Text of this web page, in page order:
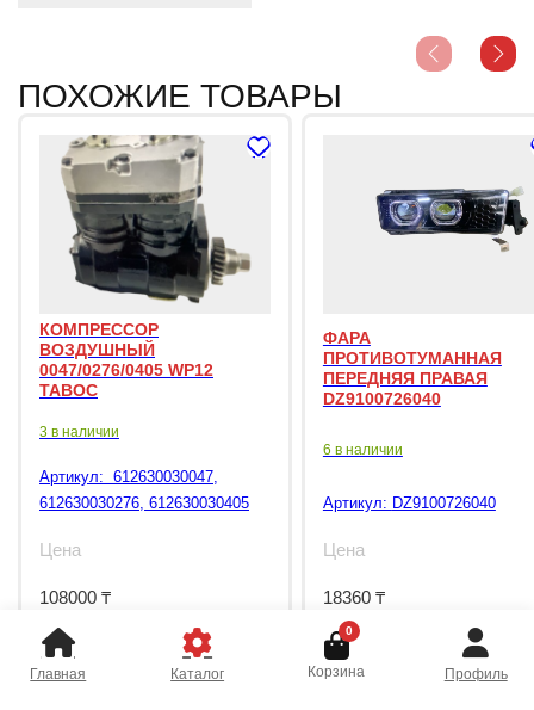
ПОХОЖИЕ ТОВАРЫ
КОМПРЕССОР
ВОЗДУШНЫЙ
0047/0276/0405 WP12
TABOC
3 в наличии
Артикул: 612630030047,
612630030276, 612630030405
Цена
108000 ₸
ФАРА
ПРОТИВОТУМАННАЯ
ПЕРЕДНЯЯ ПРАВАЯ
DZ9100726040
6 в наличии
Артикул: DZ9100726040
Цена
18360 ₸
Главная Каталог
0
Корзина Профиль